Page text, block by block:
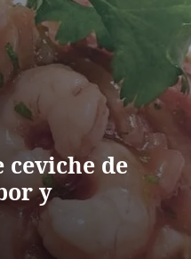
ceviche de
y